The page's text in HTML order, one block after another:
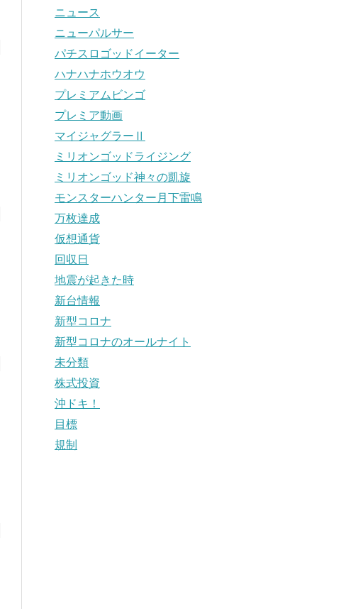
ニュース
ニューパルサー
パチスロゴッドイーター
ハナハナホウオウ
プレミアムビンゴ
プレミア動画
マイジャグラーⅡ
ミリオンゴッドライジング
ミリオンゴッド神々の凱旋
モンスターハンター月下雷鳴
万枚達成
仮想通貨
回収日
地震が起きた時
新台情報
新型コロナ
新型コロナのオールナイト
未分類
株式投資
沖ドキ！
目標
規制